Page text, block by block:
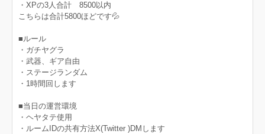
・XPの3人合計 8500以内
こちらは合計5800ほどです💦
■ルール
・ガチヤグラ
・武器、ギア自由
・ステージランダム
・1時間回します
■当日の運営環境
・ヘヤタテ使用
・ルームIDの共有方法X(Twitter )DMします